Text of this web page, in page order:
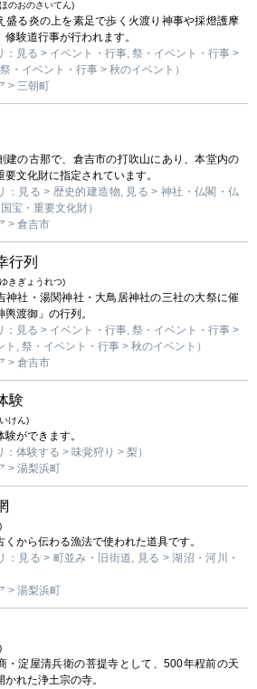
のおのさいてん)
盛る炎の上を素足で歩く火渡り神事や採燈護摩
修験道行事が行われます。
：見る > イベント・行事, 祭・イベント・行事 >
・イベント・行事 > 秋のイベント）
> 三朝町
建の古那で、倉吉市の打吹山にあり、本堂内の
要文化財に指定されています。
：見る > 歴史的建造物, 見る > 神社・仏閣・仏
宝・重要文化財）
> 倉吉市
行列
きぎょうれつ)
神社・湯関神社・大鳥居神社の三社の大祭に催
輿渡御」の行列。
：見る > イベント・行事, 祭・イベント・行事 >
ト, 祭・イベント・行事 > 秋のイベント）
> 倉吉市
験
けん)
ができます。
：体験する > 味覚狩り > 梨）
> 湯梨浜町
くから伝わる漁法で使われた道具です。
：見る > 町並み・旧街道, 見る > 湖沼・河川・
> 湯梨浜町
・淀屋清兵衛の菩提寺として、500年程前の天
かれた浄土宗の寺。